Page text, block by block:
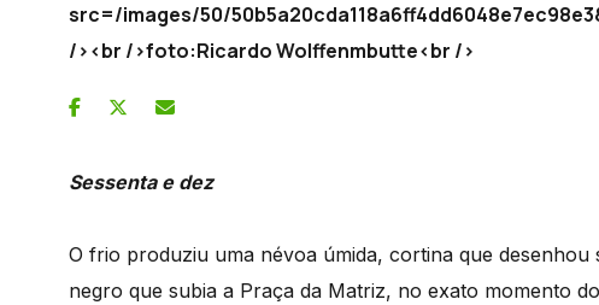
src=/images/50/
/><br />foto:Ricardo Wolffenmbutte<br />
Sessenta e dez
O frio produziu uma névoa úmida, cortina que
negro que subia a Praça da Matriz, no exato momento